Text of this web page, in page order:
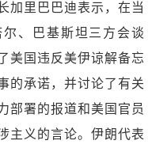
加里巴巴迪表示，在当
、巴基斯坦三方会谈
美国违反美伊谅解备忘
的承诺，并讨论了有关
部署的报道和美国官员
主义的言论。伊朗代表